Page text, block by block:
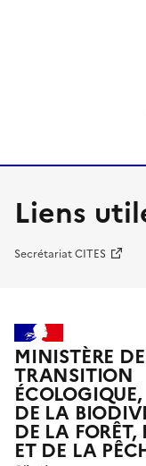
Liens
Secrétariat CITES
MINISTÈRE
TRANSITION
ÉCOLOGIQUE,
DE LA
DE LA
ET DE LA